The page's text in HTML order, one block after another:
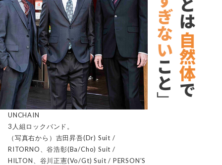
UNCHAIN
3人組ロックバンド。
（写真右から）吉田昇吾(Dr) Suit /
RITORNO、谷浩彰(Ba/Cho) Suit /
HILTON、谷川正憲(Vo/Gt) Suit / PERSON'S